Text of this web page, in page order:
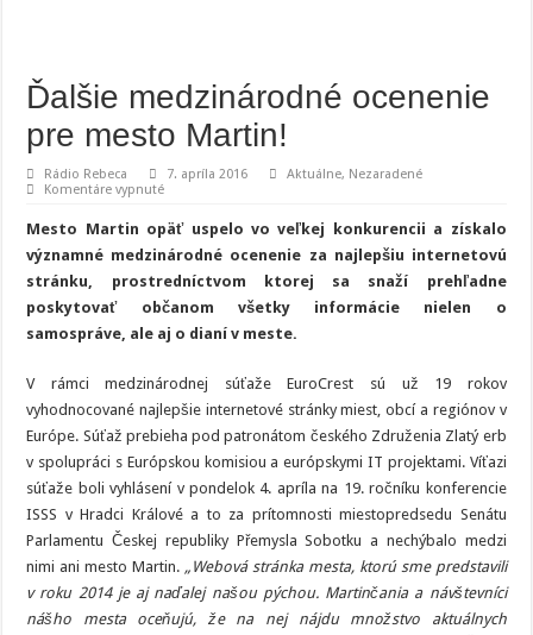
Ďalšie medzinárodné ocenenie
pre mesto Martin!
Rádio Rebeca 7. apríla 2016 Aktuálne, Nezaradené
Komentáre vypnuténa
medzinárodné
ocenenie
pre
Martin!
Mesto Martin opäť uspelo vo veľkej konkurencii a získalo
významné medzinárodné ocenenie za najlepšiu internetovú
stránku, prostredníctvom ktorej sa snaží prehľadne
poskytovať občanom všetky informácie nielen o
samospráve, ale aj o dianí v meste.
V rámci medzinárodnej súťaže EuroCrest sú už 19 rokov
vyhodnocované najlepšie internetové stránky miest, obcí a regiónov v
Európe. Súťaž prebieha pod patronátom českého Združenia Zlatý erb
v spolupráci s Európskou komisiou a európskymi IT projektami. Víťazi
súťaže boli vyhlásení v pondelok 4. apríla na 19. ročníku konferencie
ISSS v Hradci Králové a to za prítomnosti miestopredsedu Senátu
Parlamentu Českej republiky Přemysla Sobotku a nechýbalo medzi
nimi ani mesto Martin. „Webová stránka mesta, ktorú sme predstavili
v roku 2014 je aj naďalej našou pýchou. Martinčania a návštevníci
nášho mesta oceňujú, že na nej nájdu množstvo aktuálnych